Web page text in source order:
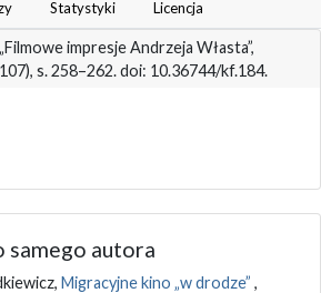
Statystyki Licencja
impresje Andrzeja Własta”,
s. 258–262. doi: 10.36744/kf.184.
samego autora
Migracyjne kino „w drodze” ,